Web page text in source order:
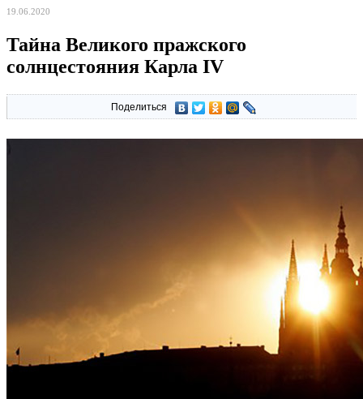
19.06.2020
Тайна Великого пражского
солнцестояния Карла IV
Поделиться